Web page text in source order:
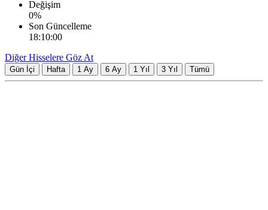
Değişim
0%
Son Güncelleme
18:10:00
Diğer Hisselere Göz At
Gün İçi Hafta 1 Ay 6 Ay 1 Yıl 3 Yıl Tümü